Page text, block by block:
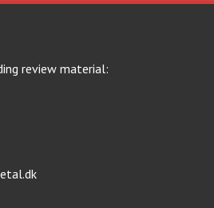
review material: